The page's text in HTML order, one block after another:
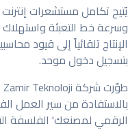
يُتيح تكامل مستشعرات إنترنت
وسرعة خط التعبئة
بتسجيل دخول موحد.
بالاستفادة من سير العمل
الرقمي لمصنعك' الفلسفة